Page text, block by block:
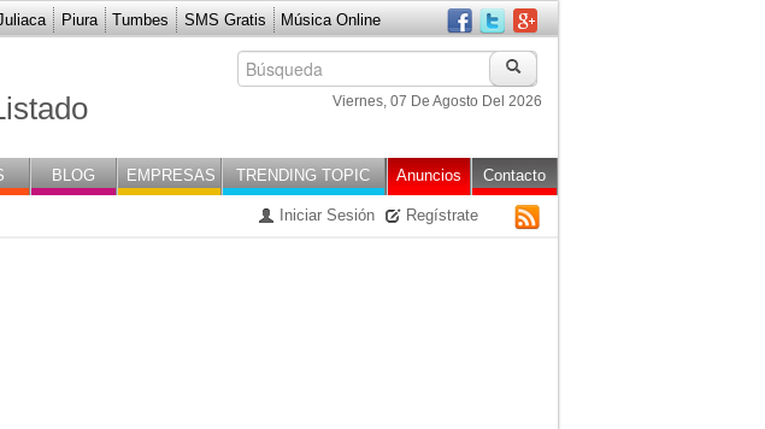
Piura Tumbes SMS Gratis Música Online
Viernes, 07 De Agosto Del 2026
BLOG EMPRESAS TRENDING TOPIC Contacto
Anuncios
Iniciar Sesión Regístrate